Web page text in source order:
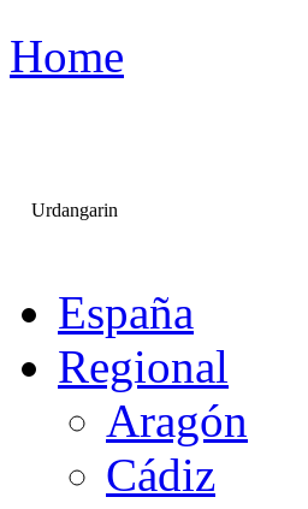
Home
Urdangarin
España
Regional
Aragón
Cádiz